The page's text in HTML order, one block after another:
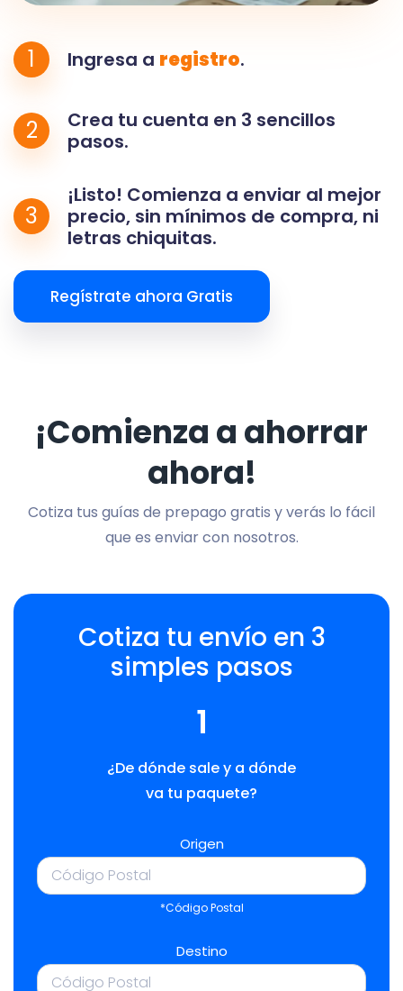
1 Ingresa a registro.
2
Crea tu cuenta en 3 sencillos
pasos.
3
¡Listo! Comienza a enviar al mejor
precio, sin mínimos de compra, ni
letras chiquitas.
Regístrate ahora Gratis
¡Comienza a ahorrar
ahora!
Cotiza tus guías de prepago gratis y verás lo fácil
que es enviar con nosotros.
Cotiza tu envío en 3
simples pasos
1
¿De dónde sale y a dónde
va tu paquete?
Origen
*Código Postal
Destino